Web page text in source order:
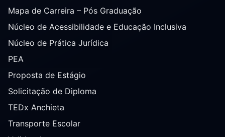
Mapa de Carreira – Pós Graduação
Núcleo de Acessibilidade e Educação Inclusiva
Núcleo de Prática Jurídica
PEA
Proposta de Estágio
Solicitação de Diploma
TEDx Anchieta
Transporte Escolar